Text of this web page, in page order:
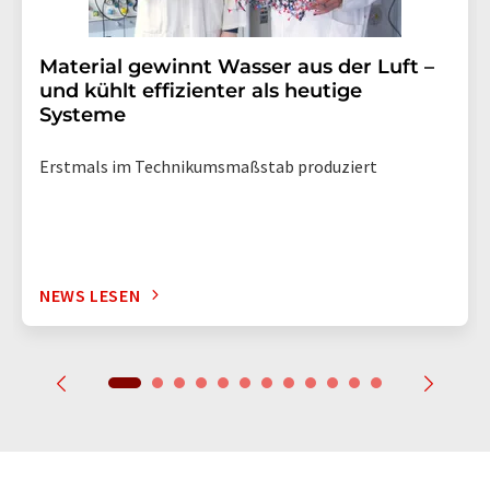
Material gewinnt Wasser aus der Luft –
und kühlt effizienter als heutige
Systeme
Erstmals im Technikumsmaßstab produziert
NEWS LESEN